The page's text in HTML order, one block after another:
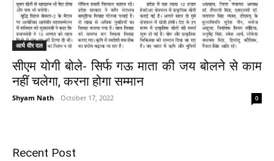
आर्य वीर दल
सीएम योगी बोले- सिर्फ गऊ माता की जय बोलने से काम
नहीं चलेगा, करना होगा सम्मान
Shyam Nath - October 17, 2022 0
Recent Post